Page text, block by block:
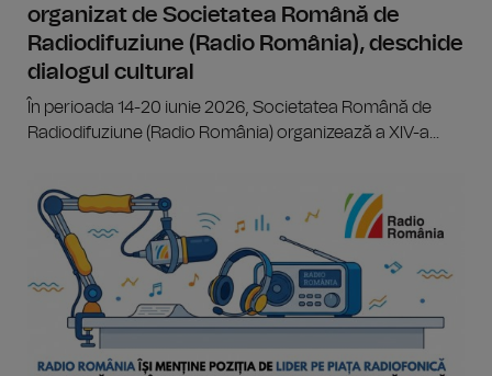
organizat de Societatea Română de
Radiodifuziune (Radio România), deschide
dialogul cultural
În perioada 14-20 iunie 2026, Societatea Română de
Radiodifuziune (Radio România) organizează a XIV-a...